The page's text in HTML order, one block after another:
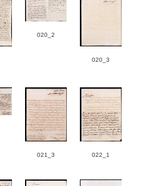
020_2
020_3
021_3 022_1